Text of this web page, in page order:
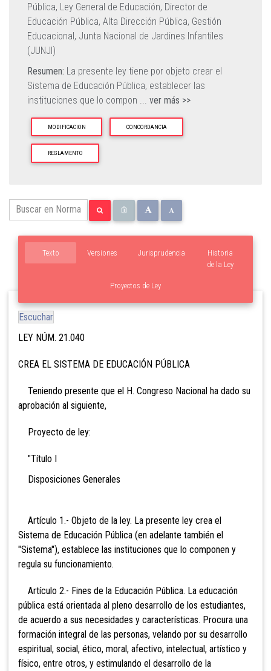
Pública, Ley General de Educación, Director de
Educación Pública, Alta Dirección Pública, Gestión
Educacional, Junta Nacional de Jardines Infantiles
(JUNJI)
Resumen: La presente ley tiene por objeto crear el
Sistema de Educación Pública, establecer las
instituciones que lo compon ... ver más >>
MODIFICACION CONCORDANCIA
REGLAMENTO
Texto Versiones Jurisprudencia
Proyectos de Ley
Historia
de la Ley
Escuchar
LEY NÚM. 21.040
CREA EL SISTEMA DE EDUCACIÓN PÚBLICA
Teniendo presente que el H. Congreso Nacional ha dado su
aprobación al siguiente,
Proyecto de ley:
"Título I
Disposiciones Generales
Artículo 1.- Objeto de la ley. La presente ley crea el
Sistema de Educación Pública (en adelante también el
"Sistema"), establece las instituciones que lo componen y
regula su funcionamiento.
Artículo 2.- Fines de la Educación Pública. La educación
pública está orientada al pleno desarrollo de los estudiantes,
de acuerdo a sus necesidades y características. Procura una
formación integral de las personas, velando por su desarrollo
espiritual, social, ético, moral, afectivo, intelectual, artístico y
físico, entre otros, y estimulando el desarrollo de la